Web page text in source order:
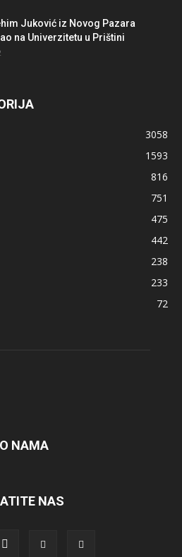
Juković iz Novog Pazara
na Univerzitetu u Prištini
3058
1593
816
751
475
442
238
233
72
O NAMA
NAS